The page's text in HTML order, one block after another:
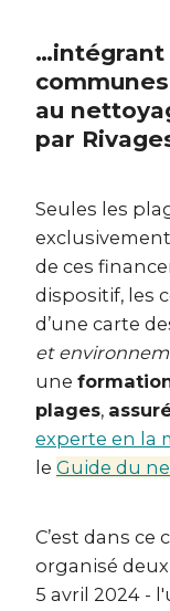
…intégrant
au
par
Seules les
de ces
dispositif, les
d’une carte
et
une
plages,
experte en la
le Guide du
C’est dans ce
organisé
5 avril 2024 -